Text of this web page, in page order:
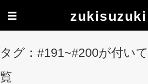
☰ zukisuzuki
タグ：#191~#200が付い
覧